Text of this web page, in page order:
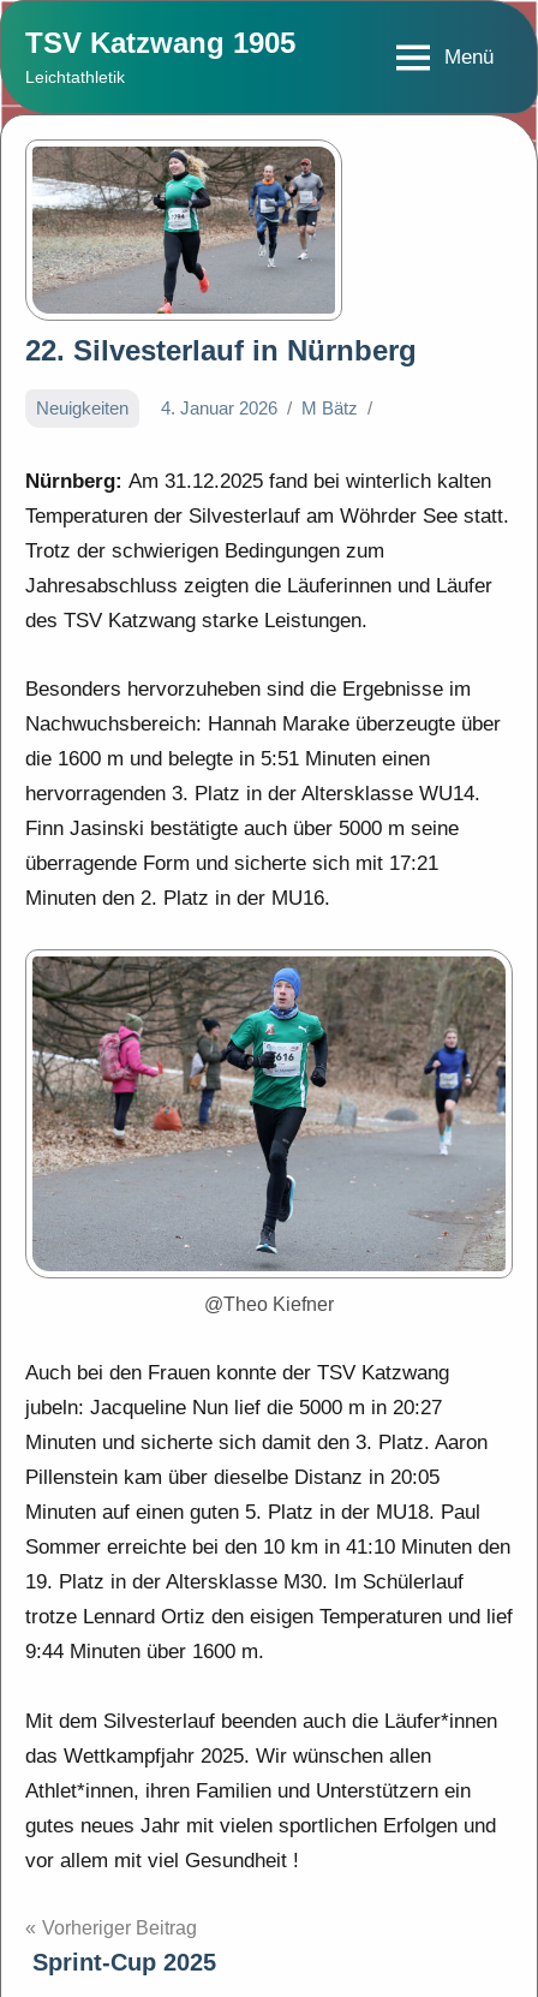
Zum
Inhalt
springen
TSV Katzwang 1905
Leichtathletik
Menü
22. Silvesterlauf in Nürnberg
Neuigkeiten 4. Januar 2026 M Bätz
Nürnberg: Am 31.12.2025 fand bei winterlich kalten
Temperaturen der Silvesterlauf am Wöhrder See statt.
Trotz der schwierigen Bedingungen zum
Jahresabschluss zeigten die Läuferinnen und Läufer
des TSV Katzwang starke Leistungen.
Besonders hervorzuheben sind die Ergebnisse im
Nachwuchsbereich: Hannah Marake überzeugte über
die 1600 m und belegte in 5:51 Minuten einen
hervorragenden 3. Platz in der Altersklasse WU14.
Finn Jasinski bestätigte auch über 5000 m seine
überragende Form und sicherte sich mit 17:21
Minuten den 2. Platz in der MU16.
@Theo Kiefner
Auch bei den Frauen konnte der TSV Katzwang
jubeln: Jacqueline Nun lief die 5000 m in 20:27
Minuten und sicherte sich damit den 3. Platz. Aaron
Pillenstein kam über dieselbe Distanz in 20:05
Minuten auf einen guten 5. Platz in der MU18. Paul
Sommer erreichte bei den 10 km in 41:10 Minuten den
19. Platz in der Altersklasse M30. Im Schülerlauf
trotze Lennard Ortiz den eisigen Temperaturen und lief
9:44 Minuten über 1600 m.
Mit dem Silvesterlauf beenden auch die Läufer*innen
das Wettkampfjahr 2025. Wir wünschen allen
Athlet*innen, ihren Familien und Unterstützern ein
gutes neues Jahr mit vielen sportlichen Erfolgen und
vor allem mit viel Gesundheit !
Beitragsnavigation
Vorheriger Beitrag
Sprint-Cup 2025